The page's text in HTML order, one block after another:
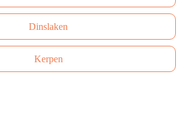
Dinslaken
Kerpen